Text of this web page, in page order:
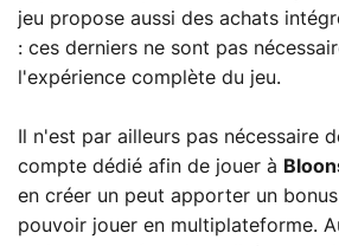
jeu propose aussi des achats
: ces derniers ne sont pas
l'expérience complète du jeu.
Il n'est par ailleurs pas nécessaire
compte dédié afin de jouer à
en créer un peut apporter un
pouvoir jouer en multiplateforme.